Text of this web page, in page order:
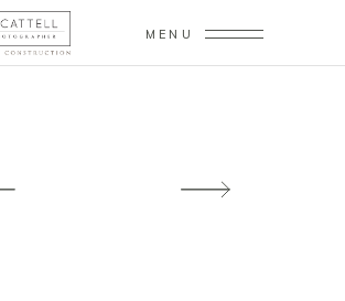
MENU